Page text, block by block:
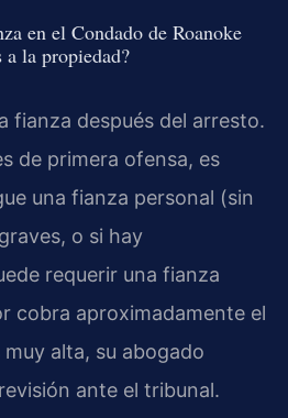
en el Condado de Roanoke
a la propiedad?
fianza después del arresto.
de primera ofensa, es
una fianza personal (sin
o si hay
requerir una fianza
cobra aproximadamente el
muy alta, su abogado
ante el tribunal.